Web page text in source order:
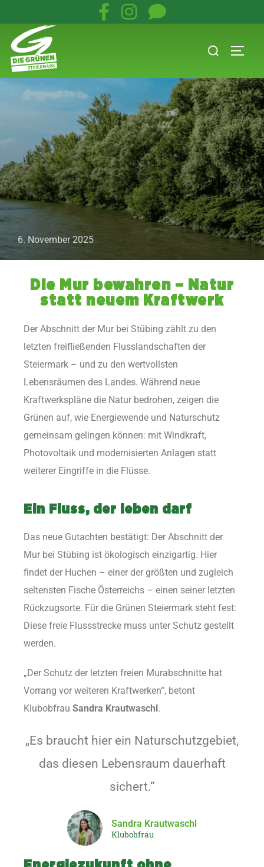
6. November 2025
Die Mur bewahren – Natur
statt neuem Kraftwerk
Der Abschnitt der Mur bei Stübing zählt zu den
letzten freifließenden Flusslandschaften der
Steiermark – und zu den wertvollsten
Lebensräumen des Landes. Während neue
Kraftwerkspläne die Natur bedrohen, zeigen die
Grünen auf, wie Energiewende und Naturschutz
gemeinsam gelingen können: mit Windkraft,
Photovoltaik und modernisierten Anlagen statt
weiterer Eingriffe in die Flüsse.
Ein Fluss, der leben darf
Das neue Gutachten bestätigt: Der Abschnitt der
Mur bei Stübing ist ökologisch einzigartig. Hier
findet der Huchen – einer der größten und zugleich
seltensten Fische Österreichs – einen seiner letzten
Rückzugsorte. Für die Grünen Steiermark steht fest:
Diese freie Flussstrecke muss unter Schutz gestellt
werden.
„Der Schutz der letzten freien Murabschnitte hat
Vorrang vor weiteren Kraftwerken“, betont
Klubobfrau Sandra Krautwaschl.
„Es braucht hier ein Naturschutzgebiet,
das diesen Lebensraum dauerhaft
sichert.“
Sandra Krautwaschl
Klubobfrau